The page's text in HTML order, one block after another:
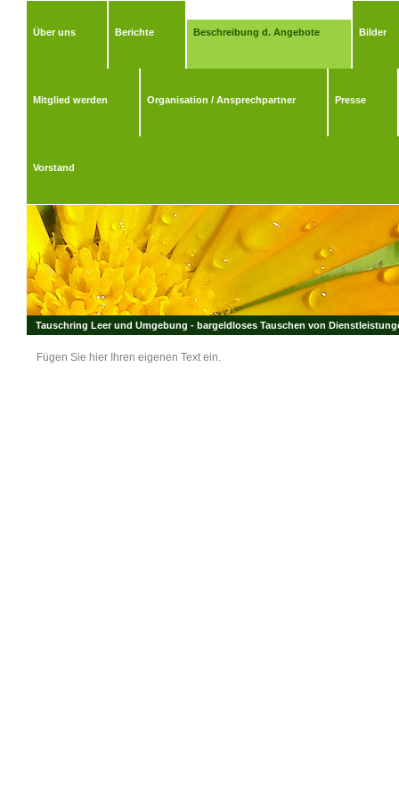
Über uns Berichte Beschreibung d. Angebote Bilder
Mitglied werden Organisation / Ansprechpartner Presse
Vorstand
Tauschring Leer und Umgebung - bargeldloses Tauschen von
Fügen Sie hier Ihren eigenen Text ein.